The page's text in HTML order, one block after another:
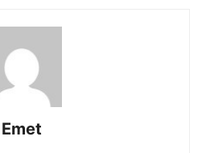
Emet